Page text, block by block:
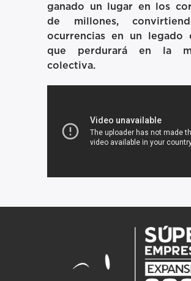
ganado un lugar en los
de millones,
ocurrencias en un legado
que perdurará en la
colectiva.